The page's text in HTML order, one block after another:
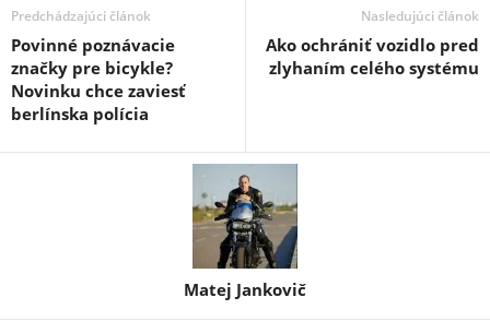
Predchádzajúci článok
Povinné poznávacie
značky pre bicykle?
Novinku chce zaviesť
berlínska polícia
Nasledujúci článok
Ako ochrániť vozidlo pred
zlyhaním celého systému
Matej Jankovič